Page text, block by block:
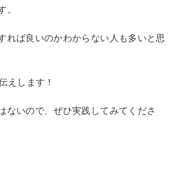
。
れば良いのかわからない人も多いと思
えします！
ないので、ぜひ実践してみてくださ